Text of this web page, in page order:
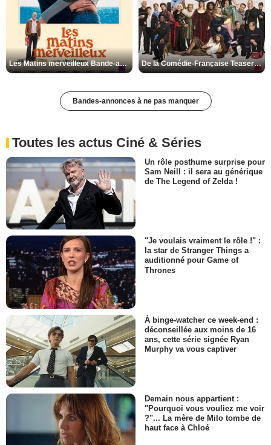
Les Matins merveilleux Bande-annonce VF De la Comédie-Française Teaser VF
Bandes-annonces à ne pas manquer
Toutes les actus Ciné & Séries
Un rôle posthume surprise pour
Sam Neill : il sera au générique
de The Legend of Zelda !
"Je voulais vraiment le rôle !" :
la star de Stranger Things a
auditionné pour Game of
Thrones
À binge-watcher ce week-end :
déconseillée aux moins de 16
ans, cette série signée Ryan
Murphy va vous captiver
Demain nous appartient :
"Pourquoi vous vouliez me voir
?"... La mère de Milo tombe de
haut face à Chloé